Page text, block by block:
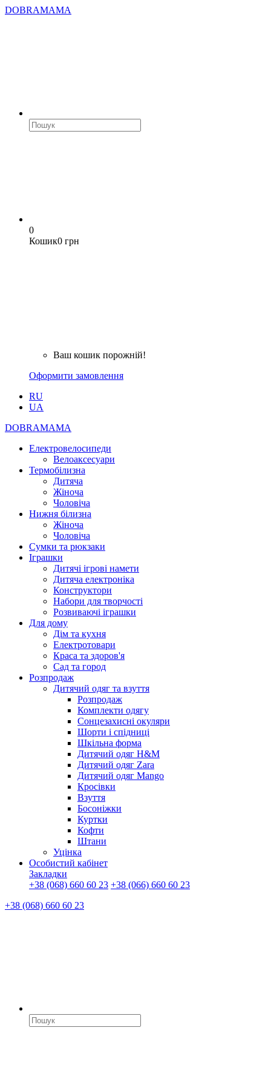
DOBRAMAMA
0
Кошик0 грн
Ваш кошик порожній!
Оформити замовлення
RU
UA
DOBRAMAMA
Електровелосипеди
Велоаксесуари
Термобілизна
Дитяча
Жіноча
Чоловіча
Нижня білизна
Жіноча
Чоловіча
Сумки та рюкзаки
Іграшки
Дитячі ігрові намети
Дитяча електроніка
Конструктори
Набори для творчості
Розвиваючі іграшки
Для дому
Дім та кухня
Електротовари
Краса та здоров'я
Сад та город
Розпродаж
Дитячий одяг та взуття
Розпродаж
Комплекти одягу
Сонцезахисні окуляри
Шорти і спідниці
Шкільна форма
Дитячий одяг H&M
Дитячий одяг Zara
Дитячий одяг Mango
Кросівки
Взуття
Босоніжки
Куртки
Кофти
Штани
Уцінка
Особистий кабінет
Закладки
+38 (068) 660 60 23 +38 (066) 660 60 23
+38 (068) 660 60 23